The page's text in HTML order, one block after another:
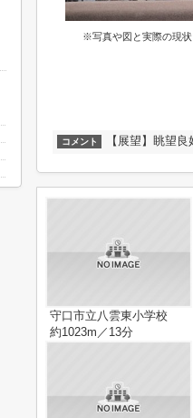
※写真や図と実際の現
コメント 【展望】眺望
守口市立八雲東小学校
約1023m／13分